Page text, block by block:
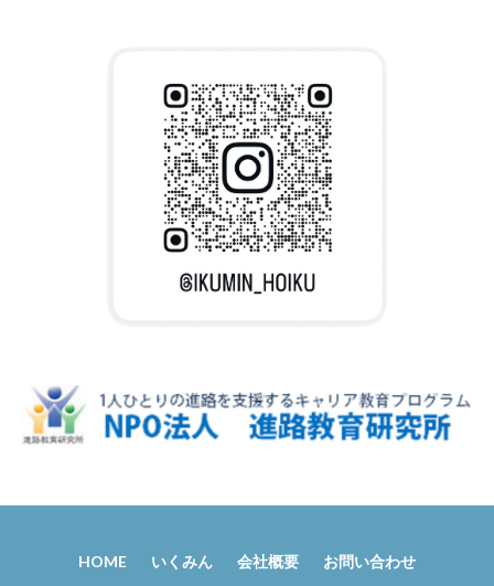
HOME いくみん 会社概要 お問い合わせ